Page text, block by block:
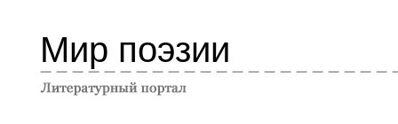
Мир поэзии